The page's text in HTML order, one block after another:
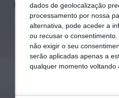
dados de geolocalização
processamento por nossa
alternativa, pode aceder a
ou recusar o consentimento.
não exigir o seu
serão aplicadas apenas a
qualquer momento voltando